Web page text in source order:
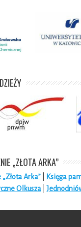
„ZŁOTA ARKA”
Arka”
Księga
Olkusza |